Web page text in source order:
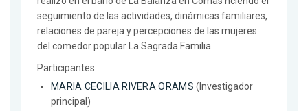
seguimiento de las actividades, dinámicas familiares,
relaciones de pareja y percepciones de las mujeres
del comedor popular La Sagrada Familia.
Participantes:
MARIA CECILIA RIVERA ORAMS (Investigador
principal)